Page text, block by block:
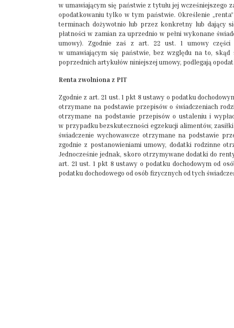
w umawiającym się państwie z tytułu jej wcześniejszego
opodatkowaniu tylko w tym państwie. Określenie
terminach dożywotnio lub przez konkretny lub dający
płatności w zamian za uprzednio w pełni wykonane
umowy). Zgodnie zaś z art. 22 ust. 1 umowy części
w umawiającym się państwie, bez względu na to,
poprzednich artykułów niniejszej umowy, podlegają
Renta zwolniona z PIT
Zgodnie z art. 21 ust. 1 pkt 8 ustawy o podatku
otrzymane na podstawie przepisów o świadczeniach
otrzymane na podstawie przepisów o ustaleniu i
w przypadku bezskuteczności egzekucji alimentów,
świadczenie wychowawcze otrzymane na podstawie
zgodnie z postanowieniami umowy, dodatki rodzinne
Jednocześnie jednak, skoro otrzymywane dodatki do
art. 21 ust. 1 pkt 8 ustawy o podatku dochodowym od
podatku dochodowego od osób fizycznych od tych